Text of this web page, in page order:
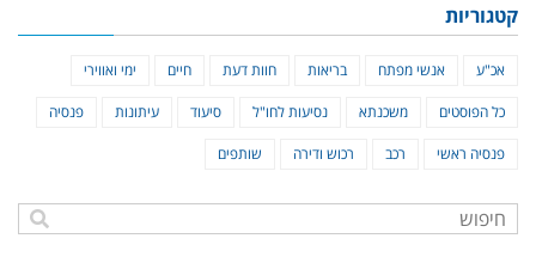
קטגוריות
אכ"ע אנשי מפתח בריאות חוות דעת חיים ימי ואווירי
כל הפוסטים משכנתא נסיעות לחו"ל סיעוד עיתונות פנסיה
פנסיה ראשי רכב רכוש ודירה שותפים